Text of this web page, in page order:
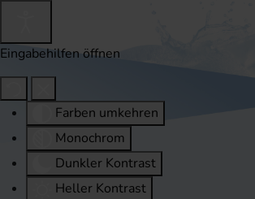
Eingabehilfen öffnen
Farben umkehren
Monochrom
Dunkler Kontrast
Heller Kontrast